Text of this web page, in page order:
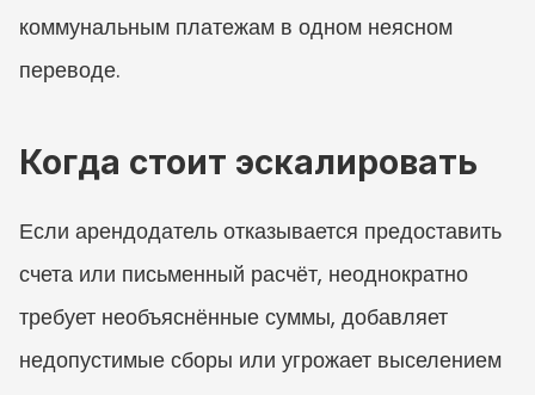
коммунальным платежам в одном неясном
переводе.
Когда стоит эскалировать
Если арендодатель отказывается предоставить
счета или письменный расчёт, неоднократно
требует необъяснённые суммы, добавляет
недопустимые сборы или угрожает выселением